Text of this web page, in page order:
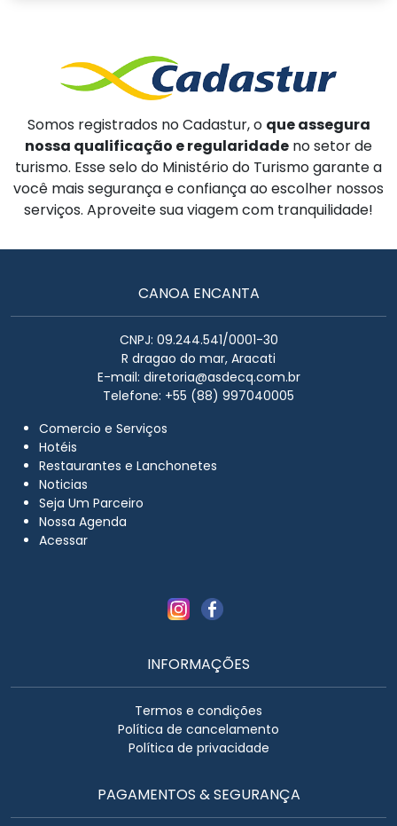
Somos registrados no Cadastur, o que assegura
nossa qualificação e regularidade no setor de
turismo. Esse selo do Ministério do Turismo garante a
você mais segurança e confiança ao escolher nossos
serviços. Aproveite sua viagem com tranquilidade!
CANOA ENCANTA
CNPJ: 09.244.541/0001-30
R dragao do mar, Aracati
E-mail: diretoria@asdecq.com.br
Telefone: +55 (88) 997040005
Comercio e Serviços
Hotéis
Restaurantes e Lanchonetes
Noticias
Seja Um Parceiro
Nossa Agenda
Acessar
INFORMAÇÕES
Termos e condições
Política de cancelamento
Política de privacidade
PAGAMENTOS & SEGURANÇA